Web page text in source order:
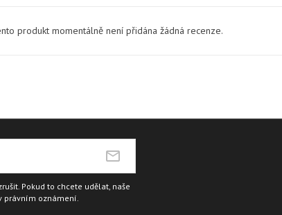
produkt momentálně není přidána žádná recenze.
Pokud to chcete udělat, naše
právním oznámení.